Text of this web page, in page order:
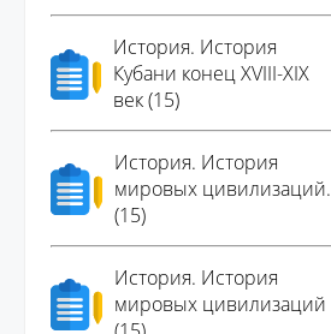
История. История
Кубани конец XVIII-XIX
век (15)
История. История
мировых цивилизаций.
(15)
История. История
мировых цивилизаций